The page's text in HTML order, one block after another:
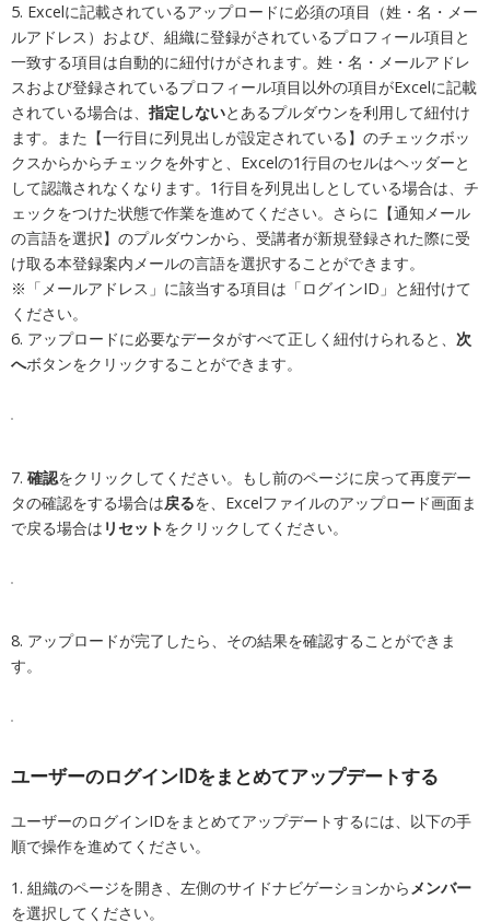
5. Excelに記載されているアップロードに必須の項目（姓・名・メー
ルアドレス）および、組織に登録がされているプロフィール項目と
一致する項目は自動的に紐付けがされます。姓・名・メールアドレ
スおよび登録されているプロフィール項目以外の項目がExcelに記載
されている場合は、 指定しないとあるプルダウンを利用して紐付け
ます。また【一行目に列見出しが設定されている】のチェックボッ
クスからからチェックを外すと、Excelの1行目のセルはヘッダーと
して認識されなくなります。1行目を列見出しとしている場合は、チ
ェックをつけた状態で作業を進めてください。さらに【通知メール
の言語を選択】のプルダウンから、受講者が新規登録された際に受
け取る本登録案内メールの言語を選択することができます。
※「メールアドレス」に該当する項目は「ログインID」と紐付けて
ください。
6. アップロードに必要なデータがすべて正しく紐付けられると、 次
へボタンをクリックすることができます。
7. 確認をクリックしてください。もし前のページに戻って再度デー
タの確認をする場合は戻るを、Excelファイルのアップロード画面ま
で戻る場合は リセットをクリックしてください。
8. アップロードが完了したら、その結果を確認することができま
す。
ユーザーのログインIDをまとめてアップデートする
ユーザーのログインIDをまとめてアップデートするには、以下の手
順で操作を進めてください。
1. 組織のページを開き、左側のサイドナビゲーションから メンバー
を選択してください。